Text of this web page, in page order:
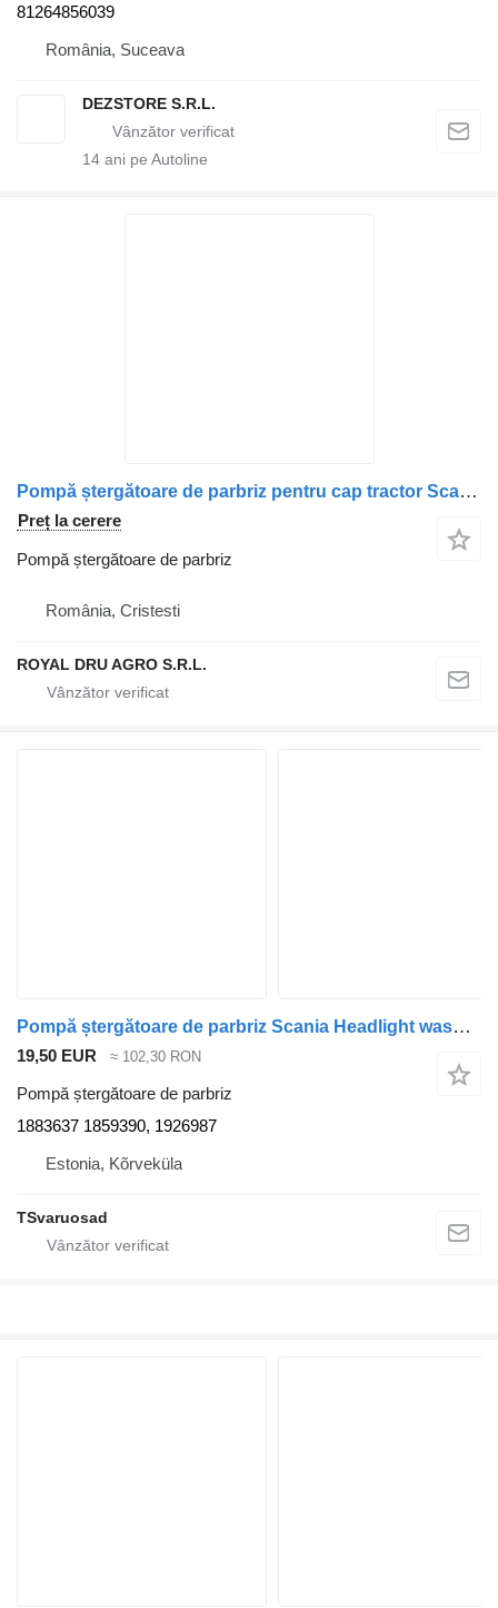
81264856039
România, Suceava
DEZSTORE S.R.L.
14 ani pe Autoline
Pompă ștergătoare de parbriz pentru cap tractor Scania S-1014
Preț la cerere
Pompă ștergătoare de parbriz
România, Cristesti
ROYAL DRU AGRO S.R.L.
Pompă ștergătoare de parbriz Scania Headlight washer system 1883637 pentru cap tractor Scania R410
19,50 EUR ≈ 102,30 RON
Pompă ștergătoare de parbriz
1883637 1859390, 1926987
Estonia, Kõrveküla
TSvaruosad